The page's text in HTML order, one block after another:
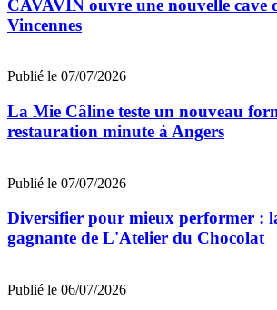
CAVAVIN ouvre une nouvelle cave
Vincennes
Publié le 07/07/2026
La Mie Câline teste un nouveau
restauration minute à Angers
Publié le 07/07/2026
Diversifier pour mieux performer :
gagnante de L'Atelier du Chocolat
Publié le 06/07/2026